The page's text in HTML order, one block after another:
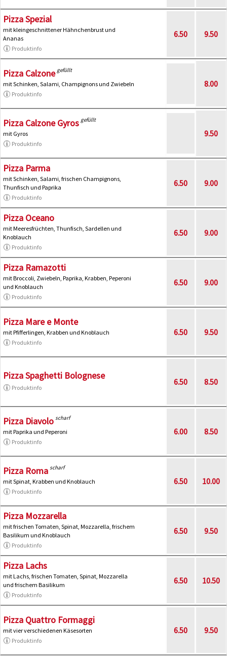
Pizza Spezial
mit kleingeschnittener Hähnchenbrust und
Ananas
Produktinfo
6.50 9.50
Pizza Calzone gefüllt
mit Schinken, Salami, Champignons und Zwiebeln
Produktinfo
8.00
Pizza Calzone Gyros gefüllt
mit Gyros
Produktinfo
9.50
Pizza Parma
mit Schinken, Salami, frischen Champignons,
Thunfisch und Paprika
Produktinfo
6.50 9.00
Pizza Oceano
mit Meeresfrüchten, Thunfisch, Sardellen und
Knoblauch
Produktinfo
6.50 9.00
Pizza Ramazotti
mit Broccoli, Zwiebeln, Paprika, Krabben, Peperoni
und Knoblauch
Produktinfo
6.50 9.00
Pizza Mare e Monte
mit Pfifferlingen, Krabben und Knoblauch
Produktinfo
6.50 9.50
Pizza Spaghetti Bolognese
Produktinfo
6.50 8.50
Pizza Diavolo scharf
mit Paprika und Peperoni
Produktinfo
6.00 8.50
Pizza Roma scharf
mit Spinat, Krabben und Knoblauch
Produktinfo
6.50 10.00
Pizza Mozzarella
mit frischen Tomaten, Spinat, Mozzarella, frischem
Basilikum und Knoblauch
Produktinfo
6.50 9.50
Pizza Lachs
mit Lachs, frischen Tomaten, Spinat, Mozzarella
und frischem Basilikum
Produktinfo
6.50 10.50
Pizza Quattro Formaggi
mit vier verschiedenen Käsesorten
Produktinfo
6.50 9.50